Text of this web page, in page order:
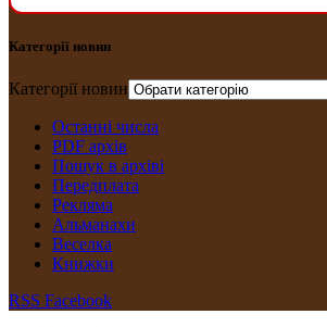
Категорії новин
Категорії новин
Останні числа
PDF архів
Пошук в архіві
Передплата
Рекляма
Альманахи
Веселка
Книжки
RSS Facebook